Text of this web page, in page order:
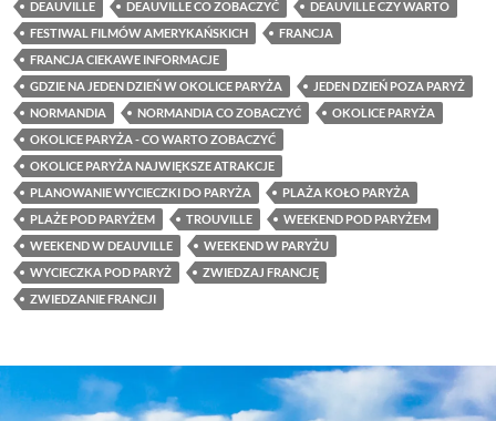
DEAUVILLE DEAUVILLE CO ZOBACZYĆ
DEAUVILLE CZY WARTO
FESTIWAL FILMÓW AMERYKAŃSKICH
FRANCJA
FRANCJA CIEKAWE INFORMACJE
GDZIE NA JEDEN DZIEŃ W OKOLICE PARYŻA
JEDEN DZIEŃ POZA PARYŻ
NORMANDIA
NORMANDIA CO ZOBACZYĆ
OKOLICE PARYŻA
OKOLICE PARYŻA - CO WARTO ZOBACZYĆ
OKOLICE PARYŻA NAJWIĘKSZE ATRAKCJE
PLANOWANIE WYCIECZKI DO PARYŻA
PLAŻA KOŁO PARYŻA
PLAŻE POD PARYŻEM
TROUVILLE
WEEKEND POD PARYŻEM
WEEKEND W DEAUVILLE
WEEKEND W PARYŻU
WYCIECZKA POD PARYŻ
ZWIEDZAJ FRANCJĘ
ZWIEDZANIE FRANCJI